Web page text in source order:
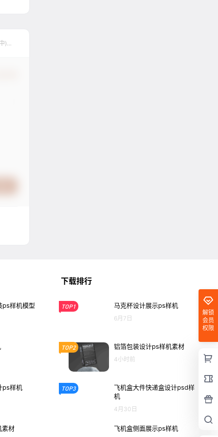
)
解锁
会员
权限
ps样机模型
ps样机
素材
下载排行
TOP1 马克杯设计展示ps样机
6月7日
TOP2 铝箔包装设计ps样机素材
4小时前
TOP3
飞机盒大件快递盒设计psd样
机
4月30日
飞机盒侧面展示ps样机